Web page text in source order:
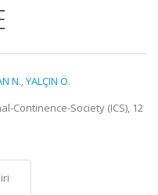
N.,YALÇIN Ö.
Continence-Society (ICS), 12